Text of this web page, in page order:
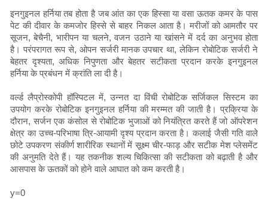
इनगुइनल हर्निया तब होता है जब आंत का एक हिस्सा या वसा ऊतक कमर के पास
पेट की दीवार के कमजोर हिस्से से बाहर निकल आता है। मरीजों को आमतौर पर
सूजन, बेचैनी, भारीपन या चलने, वजन उठाने या खांसने में दर्द का अनुभव होता
है। परंपरागत रूप से, ओपन सर्जरी मानक उपचार था, लेकिन रोबोटिक सर्जरी ने
बेहतर दृश्यता, अधिक निपुणता और बेहतर सटीकता प्रदान करके इनगुइनल
हर्निया के प्रबंधन में क्रांति ला दी है।
वर्ल्ड लैप्रोस्कोपी हॉस्पिटल में, उन्नत दा विंची रोबोटिक सर्जिकल सिस्टम का
उपयोग करके रोबोटिक इनगुइनल हर्निया की मरम्मत की जाती है। प्रक्रिया के
दौरान, सर्जन एक कंसोल से रोबोटिक भुजाओं को नियंत्रित करते हैं जो ऑपरेशन
क्षेत्र का उच्च-परिभाषा त्रि-आयामी दृश्य प्रदान करता है। कलाई जैसी गति वाले
छोटे उपकरण संकीर्ण शारीरिक स्थानों में सूक्ष्म चीर-फाड़ और सटीक मेश प्लेसमेंट
की अनुमति देते हैं। यह तकनीक शल्य चिकित्सा की सटीकता को बढ़ाती है और
आसपास के ऊतकों को होने वाले आघात को कम करती है।
y=0